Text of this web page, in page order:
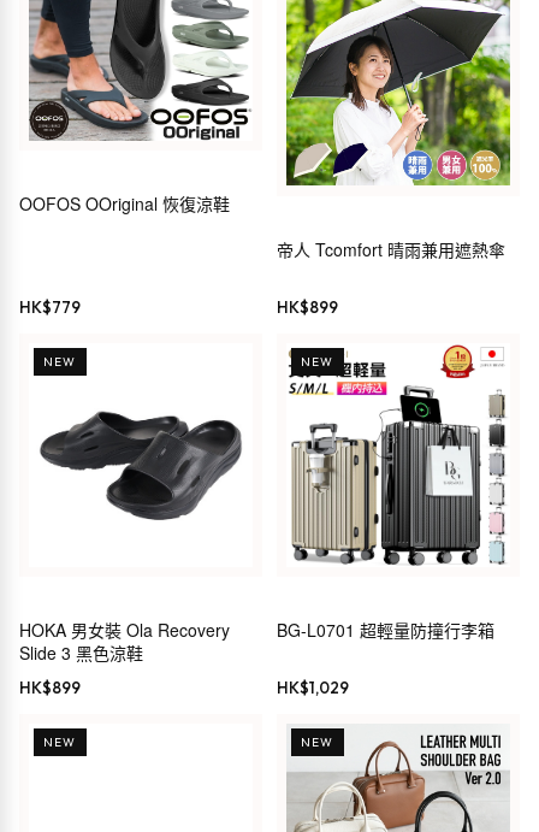
OOFOS OOriginal 恢復涼鞋
HK$779
帝人 Tcomfort 晴雨兼用遮熱傘
HK$899
NEW
HOKA 男女裝 Ola Recovery
Slide 3 黑色涼鞋
HK$899
NEW
BG-L0701 超輕量防撞行李箱
HK$1,029
NEW NEW